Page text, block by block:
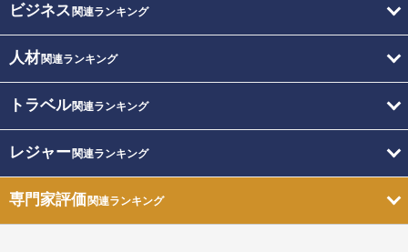
ビジネス 関連ランキング
人材関連ランキング
トラベル関連ランキング
レジャー関連ランキング
専門家評価関連ランキング